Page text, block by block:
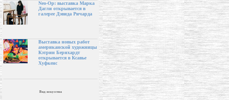
Neo-Op: выставка Марка
Дагли открывается в
галерее Дэвида Ричарда
Выставка новых работ
американской художницы
Кэтрин Бернхардт
открывается в Ксавье
Хуфкенс
Вид искусства